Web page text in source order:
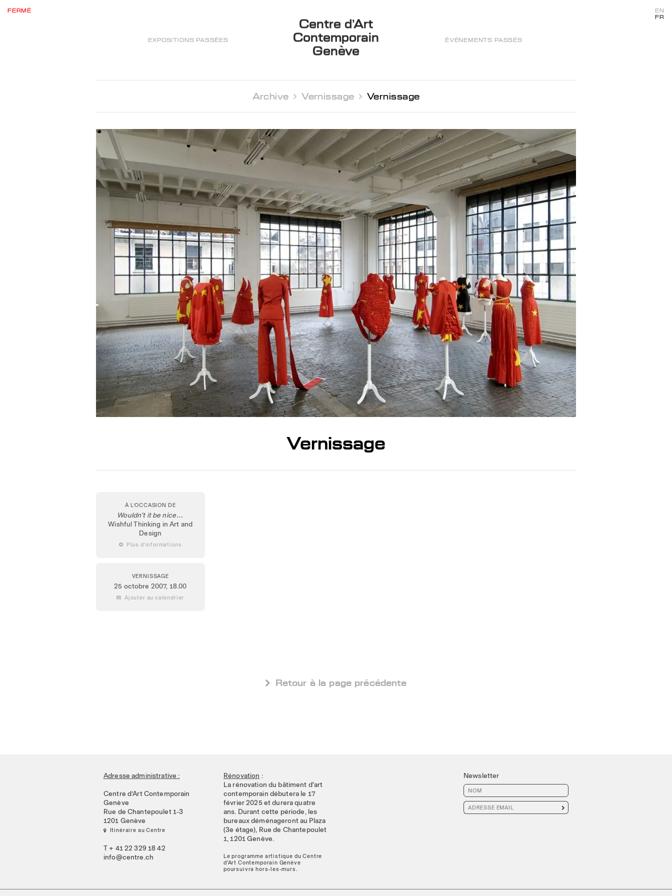
FERMÉ
EXPOSITIONS PASSÉES
Centre d’Art
Contemporain
Genève
ÉVÉNEMENTS PASSÉS
EN
FR
Archive  Vernissage  Vernissage
Vernissage
À L’OCCASION DE
Wouldn’t it be nice…
Wishful Thinking in Art and
Design
 Plus d’informations
VERNISSAGE
25 octobre 2007, 18.00
 Ajouter au calendrier
 Retour à la page précédente
Adresse administrative :
Centre d’Art Contemporain
Genève
Rue de Chantepoulet 1-3
1201 Genève
 Itinéraire au Centre
T + 41 22 329 18 42
info@centre.ch
Rénovation :
La rénovation du bâtiment d'art
contemporain débutera le 17
février 2025 et durera quatre
ans. Durant cette période, les
bureaux déménageront au Plaza
(3e étage), Rue de Chantepoulet
1, 1201 Genève.
Le programme artistique du Centre
d'Art Contemporain Genève
poursuivra hors-les-murs.
Newsletter
